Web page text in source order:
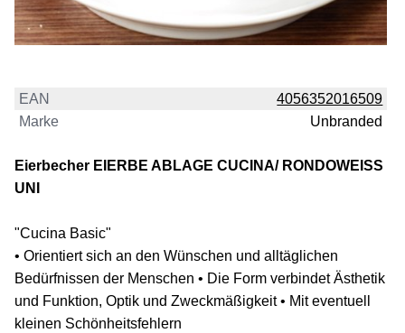
EAN
4056352016509
Marke
Unbranded
Eierbecher EIERBE ABLAGE CUCINA/ RONDOWEISS
UNI
"Cucina Basic"
• Orientiert sich an den Wünschen und alltäglichen
Bedürfnissen der Menschen • Die Form verbindet Ästhetik
und Funktion, Optik und Zweckmäßigkeit • Mit eventuell
kleinen Schönheitsfehlern